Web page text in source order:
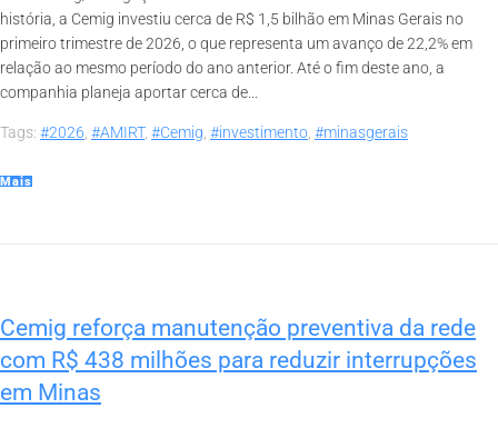
história, a Cemig investiu cerca de R$ 1,5 bilhão em Minas Gerais no
primeiro trimestre de 2026, o que representa um avanço de 22,2% em
relação ao mesmo período do ano anterior. Até o fim deste ano, a
companhia planeja aportar cerca de...
Tags: #2026, #AMIRT, #Cemig, #investimento, #minasgerais
Mais
Cemig reforça manutenção preventiva da rede
com R$ 438 milhões para reduzir interrupções
em Minas